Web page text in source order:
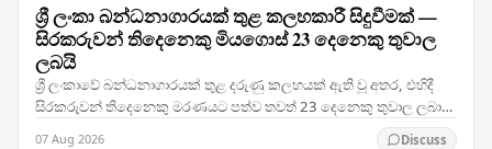
ශ්‍රී ලංකා බන්ධනාගාරයක් තුළ කලහකාරී සිදුවීමක් —
සිරකරුවන් තිදෙනෙකු මියගොස් 23 දෙනෙකු තුවාල
ලබයි
ශ්‍රී ලංකාවේ බන්ධනාගාරයක් තුළ දරුණු කලහයක් ඇති වූ අතර, එහිදී
සිරකරුවන් තිදෙනෙකු මරණයට පත්ව තවත් 23 දෙනෙකු තුවාල ලබා
07 Aug 2026 Discuss